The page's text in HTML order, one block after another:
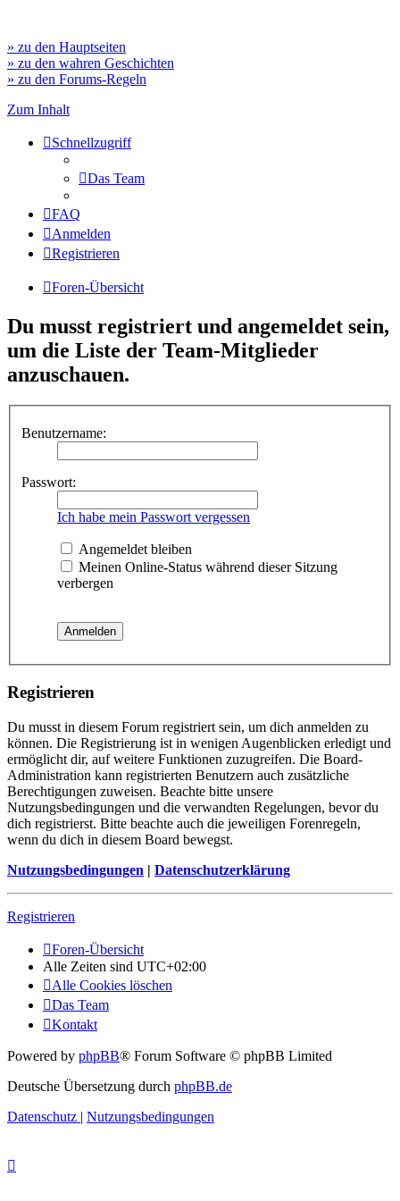
» zu den Hauptseiten
» zu den wahren Geschichten
» zu den Forums-Regeln
Zum Inhalt
Schnellzugriff
Das Team
FAQ
Anmelden
Registrieren
Foren-Übersicht
Du musst registriert und angemeldet sein,
um die Liste der Team-Mitglieder
anzuschauen.
Benutzername:
Passwort:
Ich habe mein Passwort vergessen
Angemeldet bleiben
Meinen Online-Status während dieser Sitzung
verbergen
Registrieren
Du musst in diesem Forum registriert sein, um dich anmelden zu
können. Die Registrierung ist in wenigen Augenblicken erledigt und
ermöglicht dir, auf weitere Funktionen zuzugreifen. Die Board-
Administration kann registrierten Benutzern auch zusätzliche
Berechtigungen zuweisen. Beachte bitte unsere
Nutzungsbedingungen und die verwandten Regelungen, bevor du
dich registrierst. Bitte beachte auch die jeweiligen Forenregeln,
wenn du dich in diesem Board bewegst.
Nutzungsbedingungen | Datenschutzerklärung
Registrieren
Foren-Übersicht
Alle Zeiten sind UTC+02:00
Alle Cookies löschen
Das Team
Kontakt
Powered by phpBB® Forum Software © phpBB Limited
Deutsche Übersetzung durch phpBB.de
Datenschutz | Nutzungsbedingungen